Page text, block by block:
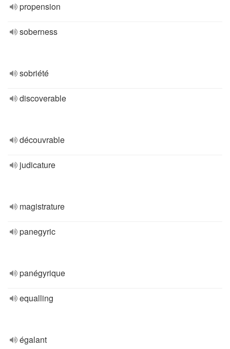
propension
soberness
sobriété
discoverable
découvrable
judicature
magistrature
panegyric
panégyrique
equalling
égalant